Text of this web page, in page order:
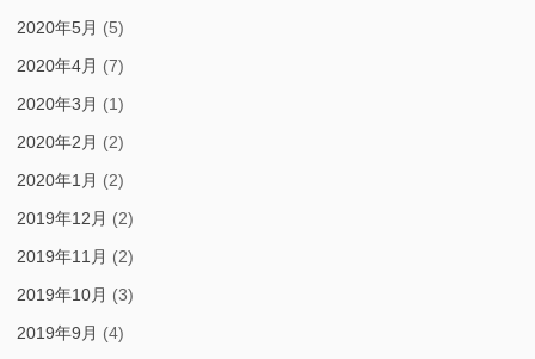
2020年5月 (5)
2020年4月 (7)
2020年3月 (1)
2020年2月 (2)
2020年1月 (2)
2019年12月 (2)
2019年11月 (2)
2019年10月 (3)
2019年9月 (4)